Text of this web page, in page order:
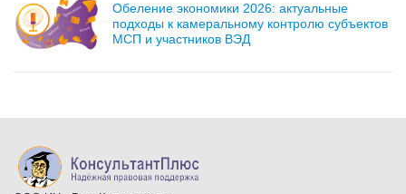
Обеление экономики 2026: актуальные
подходы к камеральному контролю субъектов
МСП и участников ВЭД